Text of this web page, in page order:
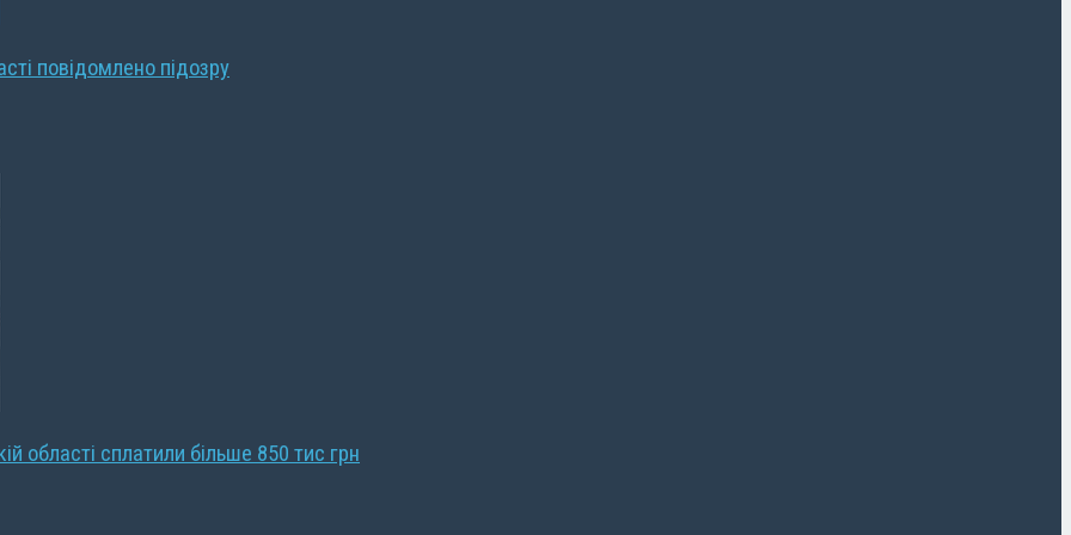
повідомлено підозру
області сплатили більше 850 тис грн